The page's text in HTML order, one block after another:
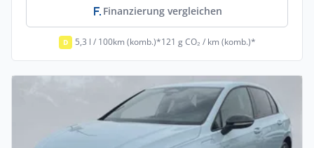
Finanzierung vergleichen
D 5,3 l / 100km (komb.)*121 g CO₂ / km (komb.)*